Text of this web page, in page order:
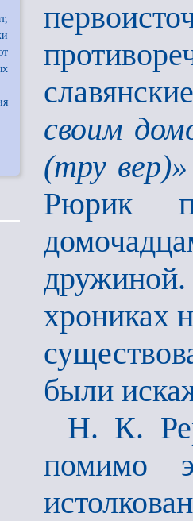
своим
(тру
Рюрик
хрониках
были
Н. К.
помимо